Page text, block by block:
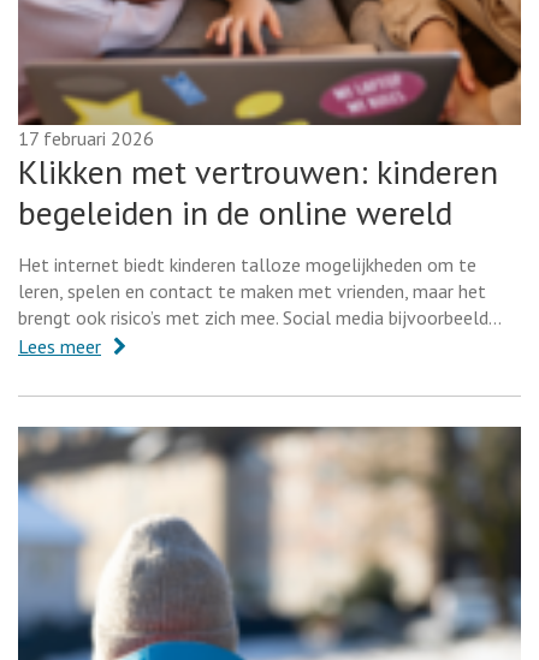
Klikken met vertrouwen: kinderen
begeleiden in de online wereld
17 februari 2026
Het internet biedt kinderen talloze mogelijkheden om te
leren, spelen en contact te maken met vrienden, maar het
brengt ook risico’s met zich mee. Social media bijvoorbeeld…
Lees meer